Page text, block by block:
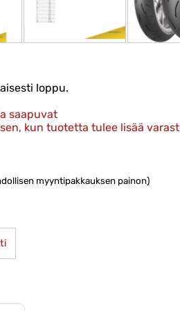
loppu.
saapuvat
kun tuotetta tulee lisää
myyntipakkauksen painon)